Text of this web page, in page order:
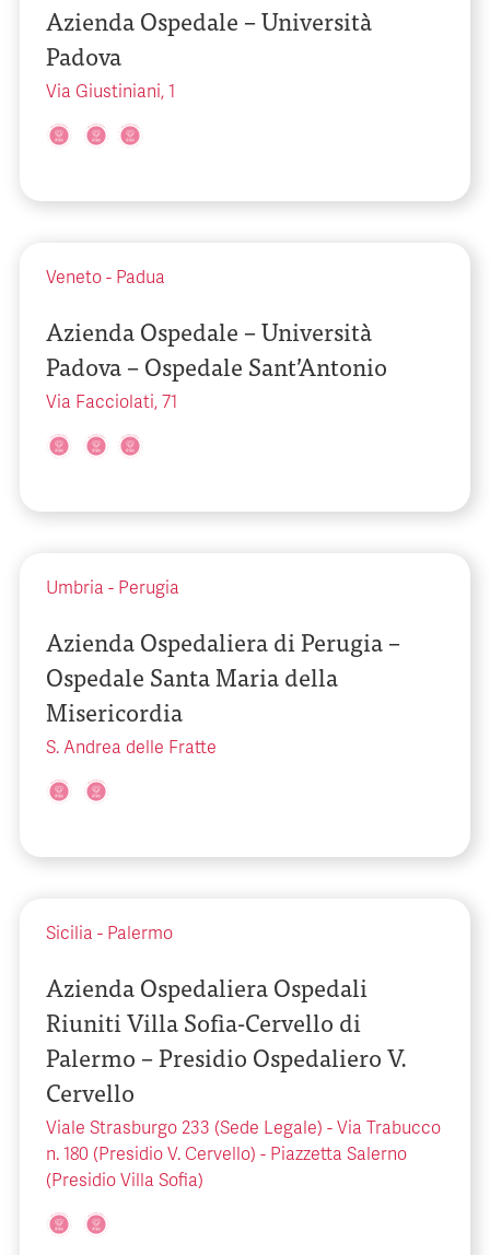
Azienda Ospedale – Università
Padova
Via Giustiniani, 1
Veneto - Padua
Azienda Ospedale – Università
Padova – Ospedale Sant’Antonio
Via Facciolati, 71
Umbria - Perugia
Azienda Ospedaliera di Perugia –
Ospedale Santa Maria della
Misericordia
S. Andrea delle Fratte
Sicilia - Palermo
Azienda Ospedaliera Ospedali
Riuniti Villa Sofia-Cervello di
Palermo – Presidio Ospedaliero V.
Cervello
Viale Strasburgo 233 (Sede Legale) - Via Trabucco
n. 180 (Presidio V. Cervello) - Piazzetta Salerno
(Presidio Villa Sofia)